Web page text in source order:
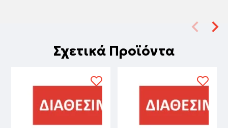
Σχετικά Προϊόντα